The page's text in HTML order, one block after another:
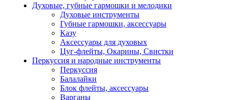
Духовые, губные гармошки и мелодики
Духовые инструменты
Губные гармошки, аксессуары
Казу
Аксессуары для духовых
Цуг-флейты, Окарины, Свистки
Перкуссия и народные инструменты
Перкуссия
Балалайки
Блок флейты, аксессуары
Варганы